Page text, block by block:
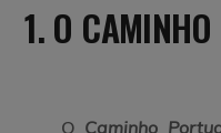
1. O CAMINHO
O Caminho